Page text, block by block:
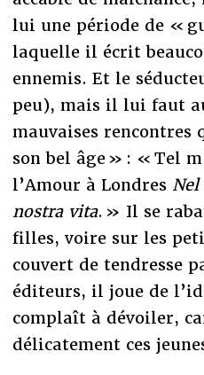
lui une période de «
laquelle il écrit
ennemis. Et le
peu), mais il lui faut
mauvaises
son bel âge » : « Tel
l’Amour à Londres
nostra vita. » Il se
filles, voire sur les
couvert de tendresse
éditeurs, il joue de
complaît à dévoiler,
délicatement ces